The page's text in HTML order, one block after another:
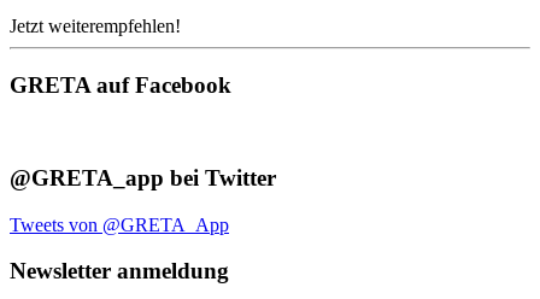
Jetzt weiterempfehlen!
GRETA auf Facebook
@GRETA_app bei Twitter
Tweets von @GRETA_App
Newsletter anmeldung